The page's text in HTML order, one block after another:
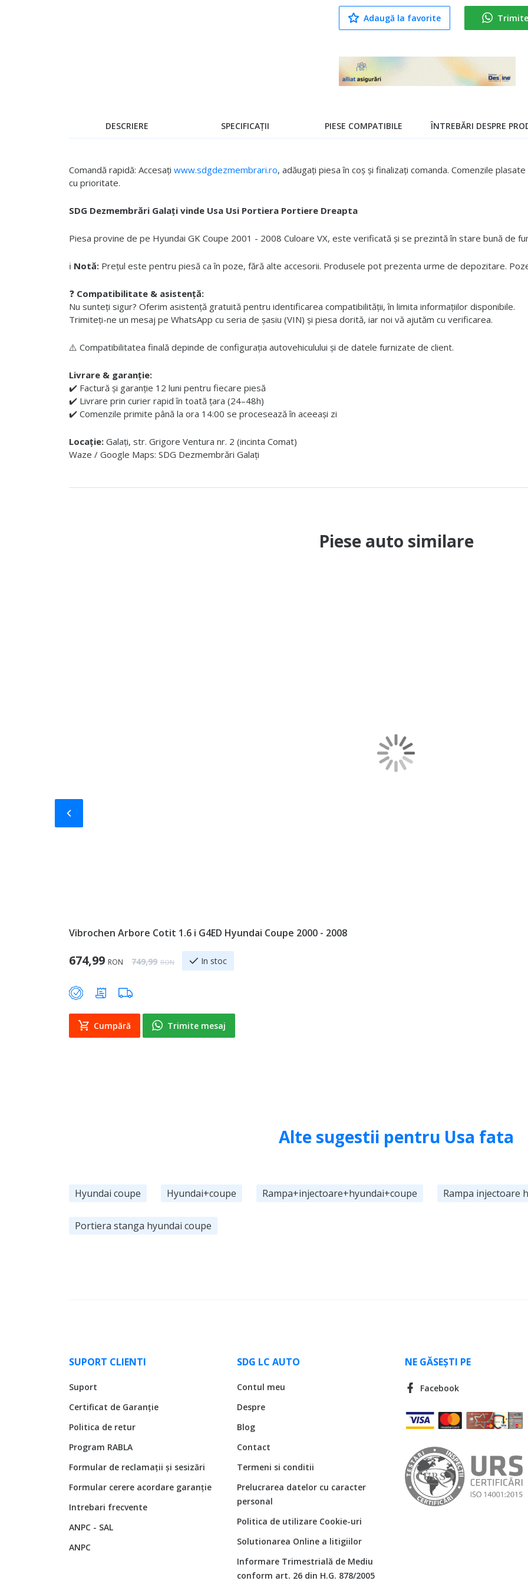
Adaugă la favorite
DESCRIERE
Comandă rapidă: Accesați www.sdgdezmembrari.ro, adăugați piesa în coș și finalizați comanda. Comenzile
cu prioritate.
SDG Dezmembrări Galați vinde Usa Usi Portiera Portiere Dreapta
Piesa provine de pe Hyundai GK Coupe 2001 - 2008 Culoare VX, este verificată și se prezintă în stare bună de
ℹ️ Notă: Prețul este pentru piesă ca în poze, fără alte accesorii. Produsele pot prezenta urme de depozitare.
❓ Compatibilitate & asistență:
Nu sunteți sigur? Oferim asistență gratuită pentru identificarea compatibilității, în limita informațiilor disponibile.
Trimiteți-ne un mesaj pe WhatsApp cu seria de șasiu (VIN) și piesa dorită, iar noi vă ajutăm cu verificarea.
⚠️ Compatibilitatea finală depinde de configurația autovehiculului și de datele furnizate de client.
Livrare & garanție:
✔️ Factură și garanție 12 luni pentru fiecare piesă
✔️ Livrare prin curier rapid în toată țara (24–48h)
✔️ Comenzile primite până la ora 14:00 se procesează în aceeași zi
Locație: Galați, str. Grigore Ventura nr. 2 (incinta Comat)
Waze / Google Maps: SDG Dezmembrări Galați
SPECIFICAȚII PIESE COMPATIBILE ÎNTREBĂRI DESPRE
Piese auto similare
Vibrochen Arbore Cotit 1.6 i G4ED Hyundai Coupe 2000 - 2008
Special Price
674,99 RON Regular Price
749,99 RON In stoc
Cumpără Trimite mesaj
Slide-ul anterior
Alte sugestii pentru Usa fata
Hyundai coupe Hyundai+coupe Rampa+injectoare+hyundai+coupe Rampa injectoare
Portiera stanga hyundai coupe
SUPORT CLIENTI
Suport
Certificat de Garanție
Politica de retur
Program RABLA
Formular de reclamații și sesizări
Formular cerere acordare garanție
Intrebari frecvente
ANPC - SAL
ANPC
SDG LC AUTO
Contul meu
Despre
Blog
Contact
Termeni si conditii
Prelucrarea datelor cu caracter
personal
Politica de utilizare Cookie-uri
Solutionarea Online a litigiilor
Informare Trimestrială de Mediu
conform art. 26 din H.G. 878/2005
NE GĂSEȘTI PE
Facebook